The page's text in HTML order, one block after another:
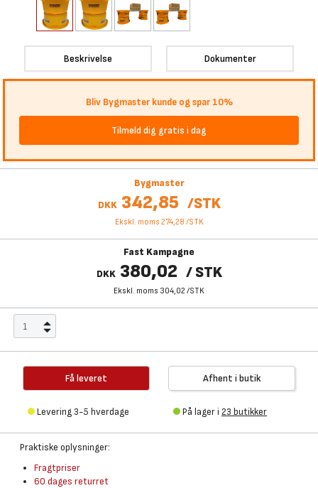
Beskrivelse Dokumenter
Bliv Bygmaster kunde og spar 10%
Tilmeld dig gratis i dag
Bygmaster
DKK 342,85 /STK
Ekskl. moms 274,28 /STK
Fast Kampagne
DKK 380,02 / STK
Ekskl. moms 304,02 /STK
Få leveret
Levering 3-5 hverdage
Afhent i butik
På lager i 23 butikker
Praktiske oplysninger:
Fragtpriser
60 dages returret